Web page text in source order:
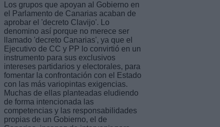
Los grupos que apoyan al Gobierno en
el Parlamento de Canarias acaban de
aprobar el 'decreto Clavijo'. Lo
denomino así porque no merece ser
llamado 'decreto Canarias', ya que el
Ejecutivo de CC y PP lo convirtió en un
instrumento para sus exclusivos
intereses partidarios y electorales, para
fomentar la confrontación con el Estado
con las más variopintas exigencias.
Muchas de ellas planteadas eludiendo
de forma intencionada las
competencias y las responsabilidades
propias de un Gobierno, el de